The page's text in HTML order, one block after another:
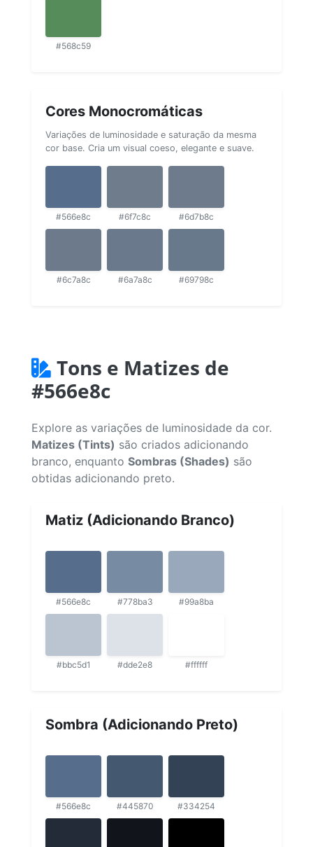
#568c59
Cores Monocromáticas
Variações de luminosidade e saturação da mesma
cor base. Cria um visual coeso, elegante e suave.
#566e8c #6f7c8c #6d7b8c
#6c7a8c #6a7a8c #69798c
Tons e Matizes de
#566e8c
Explore as variações de luminosidade da cor.
Matizes (Tints) são criados adicionando
branco, enquanto Sombras (Shades) são
obtidas adicionando preto.
Matiz (Adicionando Branco)
#566e8c #778ba3 #99a8ba
#bbc5d1 #dde2e8 #ffffff
Sombra (Adicionando Preto)
#566e8c #445870 #334254